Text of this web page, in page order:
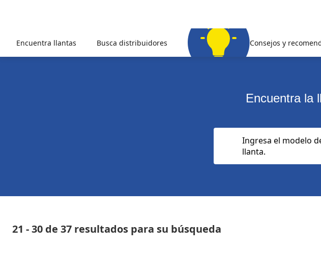
Encuentra llantas Busca distribuidores Consejos y
Encuentra la
Ingresa el modelo
llanta.
21 - 30 de 37 resultados para su búsqueda